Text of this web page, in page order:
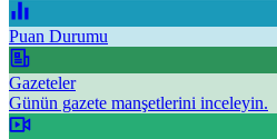
Puan Durumu
Gazeteler
Günün gazete manşetlerini inceleyin.